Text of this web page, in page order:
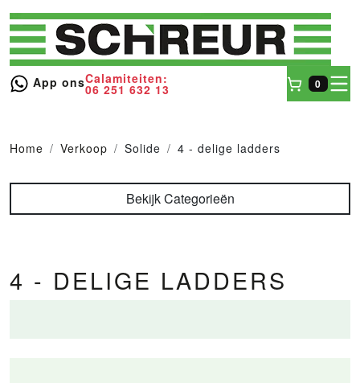
App onsCalamiteiten:
06 251 632 13 0
Home Verkoop Solide 4 - delige ladders
Bekijk Categorieën
4 - DELIGE LADDERS